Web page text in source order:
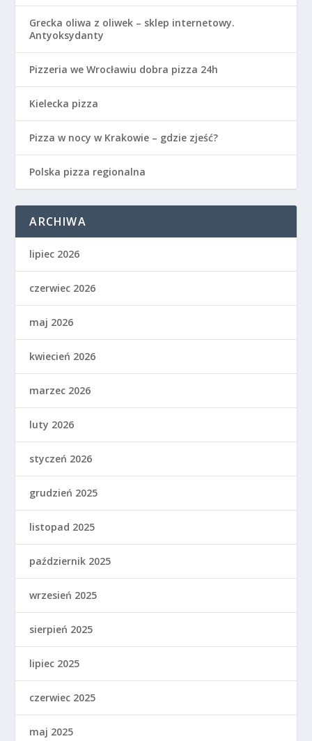
Grecka oliwa z oliwek – sklep internetowy.
Antyoksydanty
Pizzeria we Wrocławiu dobra pizza 24h
Kielecka pizza
Pizza w nocy w Krakowie – gdzie zjeść?
Polska pizza regionalna
ARCHIWA
lipiec 2026
czerwiec 2026
maj 2026
kwiecień 2026
marzec 2026
luty 2026
styczeń 2026
grudzień 2025
listopad 2025
październik 2025
wrzesień 2025
sierpień 2025
lipiec 2025
czerwiec 2025
maj 2025